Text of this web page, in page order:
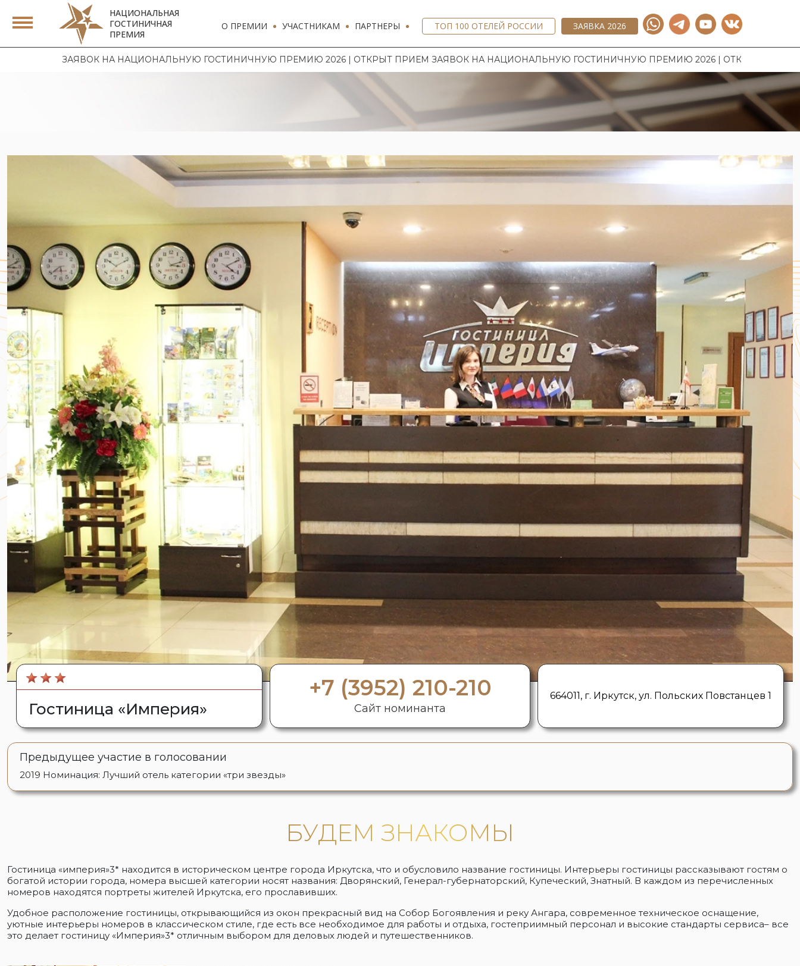
НАЦИОНАЛЬНАЯ
ГОСТИНИЧНАЯ
ПРЕМИЯ
О ПРЕМИИ УЧАСТНИКАМ ПАРТНЕРЫ ТОП 100 ОТЕЛЕЙ РОССИИ ЗАЯВКА 2026
ЗАЯВОК НА НАЦИОНАЛЬНУЮ ГОСТИНИЧНУЮ ПРЕМИЮ 2026 | ОТКРЫТ ПРИЕМ ЗАЯВОК НА НАЦИОНАЛЬНУЮ ГОСТИНИЧНУЮ ПРЕМИЮ 2026 | ОТКРЫТ ПРИЕМ ЗАЯВОК
Гостиница «Империя»
+7 (3952) 210-210
Сайт номинанта
664011, г. Иркутск, ул. Польских Повстанцев 1
Предыдущее участие в голосовании
2019 Номинация: Лучший отель категории «три звезды»
БУДЕМ ЗНАКОМЫ
Гостиница «империя»3* находится в историческом центре города Иркутска, что и обусловило название гостиницы. Интерьеры гостиницы рассказывают гостям о
богатой истории города, номера высшей категории носят названия: Дворянский, Генерал-губернаторский, Купеческий, Знатный. В каждом из перечисленных
номеров находятся портреты жителей Иркутска, его прославивших.
Удобное расположение гостиницы, открывающийся из окон прекрасный вид на Собор Богоявления и реку Ангара, современное техническое оснащение,
уютные интерьеры номеров в классическом стиле, где есть все необходимое для работы и отдыха, гостеприимный персонал и высокие стандарты сервиса– все
это делает гостиницу «Империя»3* отличным выбором для деловых людей и путешественников.